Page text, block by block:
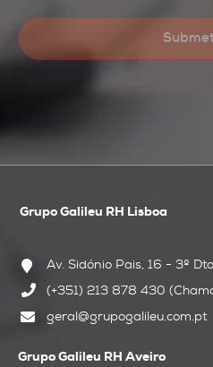
Grupo Galileu RH Lisboa
Av. Sidónio Pais, 16 - 3º
(+351) 213 878 430
geral@grupogalileu.com.pt
Grupo Galileu RH Aveiro